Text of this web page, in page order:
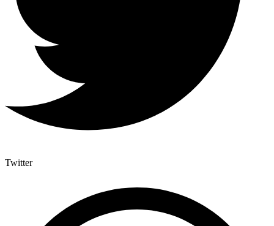
Twitter